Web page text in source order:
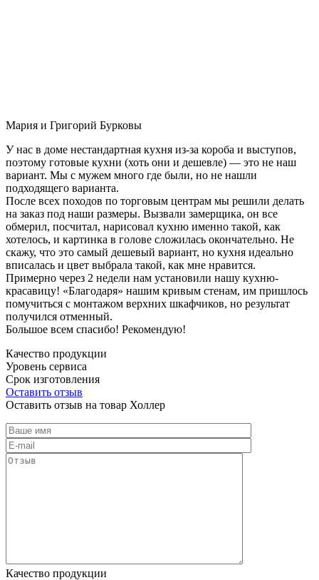
Мария и Григорий Бурковы
У нас в доме нестандартная кухня из-за короба и выступов,
поэтому готовые кухни (хоть они и дешевле) — это не наш
вариант. Мы с мужем много где были, но не нашли
подходящего варианта.
После всех походов по торговым центрам мы решили делать
на заказ под наши размеры. Вызвали замерщика, он все
обмерил, посчитал, нарисовал кухню именно такой, как
хотелось, и картинка в голове сложилась окончательно. Не
скажу, что это самый дешевый вариант, но кухня идеально
вписалась и цвет выбрала такой, как мне нравится.
Примерно через 2 недели нам установили нашу кухню-
красавицу! «Благодаря» нашим кривым стенам, им пришлось
помучиться с монтажом верхних шкафчиков, но результат
получился отменный.
Большое всем спасибо! Рекомендую!
Качество продукции
Уровень сервиса
Срок изготовления
Оставить отзыв
Оставить отзыв на товар Холлер
Качество продукции